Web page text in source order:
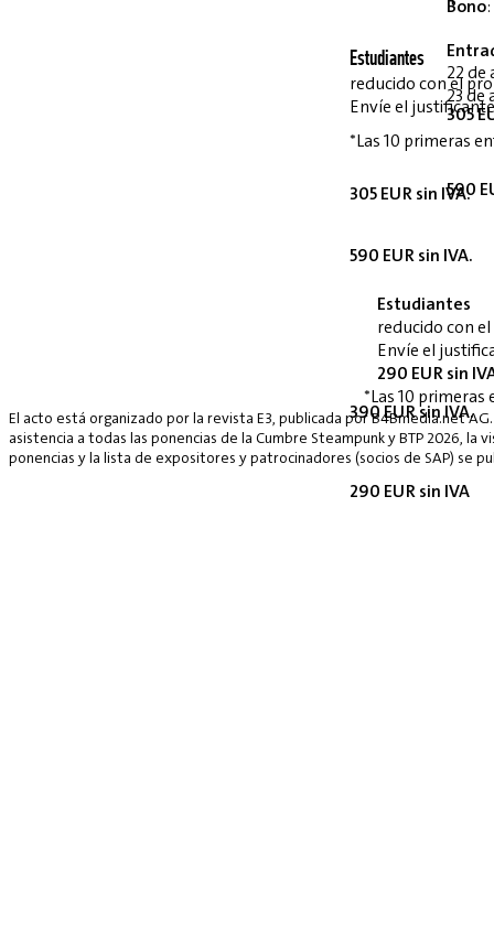
Estudiantes
reducido con el
Envíe el
*Las 10 primeras
305 EUR sin IVA.
590 EUR sin IVA.
390 EUR sin IVA.
290 EUR sin IVA
Bono:
22 de
23 de
305
590
Estudiantes
reducido con
Envíe el
290 EUR sin
*Las 10
El acto está organizado por la revista E3, publicada por B4Bmedia.net
asistencia a todas las ponencias de la Cumbre Steampunk y BTP 2026,
ponencias y la lista de expositores y patrocinadores (socios de SAP) se